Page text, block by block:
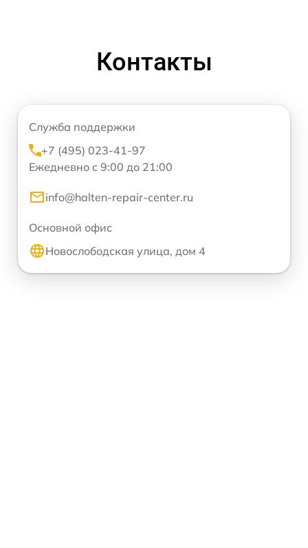
Контакты
Служба поддержки
+7 (495) 023-41-97
Ежедневно с 9:00 до 21:00
info@halten-repair-center.ru
Основной офис
Новослободская улица, дом 4